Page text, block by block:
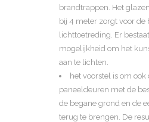
brandtrappen. Het
bij 4 meter zorgt voor de
lichttoetreding. Er
mogelijkheid om het
aan te lichten.
het voorstel is om ook
paneeldeuren met de
de begane grond en de
terug te brengen. De